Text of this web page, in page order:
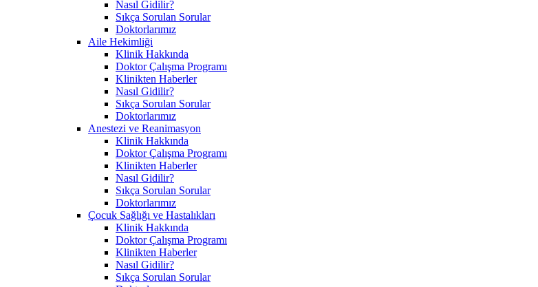
Nasıl Gidilir?
Sıkça Sorulan Sorular
Doktorlarımız
Aile Hekimliği
Klinik Hakkında
Doktor Çalışma Programı
Klinikten Haberler
Nasıl Gidilir?
Sıkça Sorulan Sorular
Doktorlarımız
Anestezi ve Reanimasyon
Klinik Hakkında
Doktor Çalışma Programı
Klinikten Haberler
Nasıl Gidilir?
Sıkça Sorulan Sorular
Doktorlarımız
Çocuk Sağlığı ve Hastalıkları
Klinik Hakkında
Doktor Çalışma Programı
Klinikten Haberler
Nasıl Gidilir?
Sıkça Sorulan Sorular